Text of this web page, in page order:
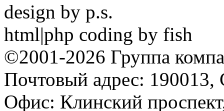
design by p.s.
html|php coding by fish
©2001-2026 Группа
Почтовый адрес: 190013,
Офис: Клинский